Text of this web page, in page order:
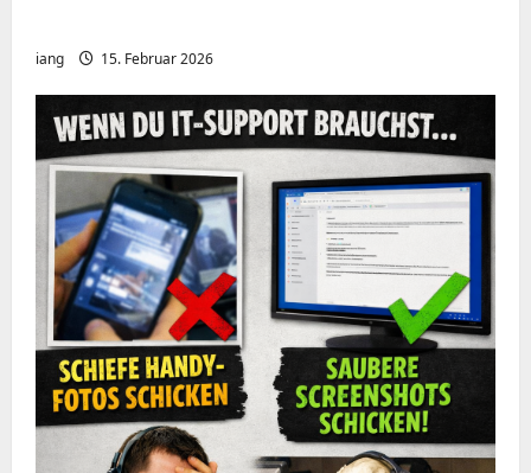
iang 15. Februar 2026